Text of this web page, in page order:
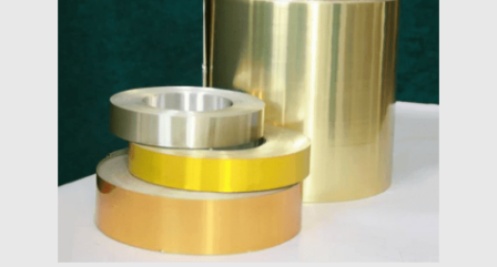
Najlepšie 1070 dodávateľ hliníkových pásov v 2024,
najlepšia cena, najkratší dodací čas, dodávky
najvyššej kvality.